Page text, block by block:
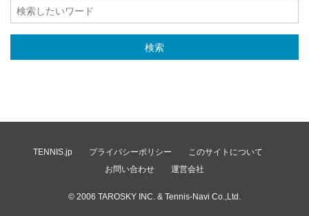
TENNIS.jp プライバシーポリシー
このサイトについて
お問い合わせ
運営会社
© 2006 TAROSKY INC. & Tennis-Navi Co.,Ltd.